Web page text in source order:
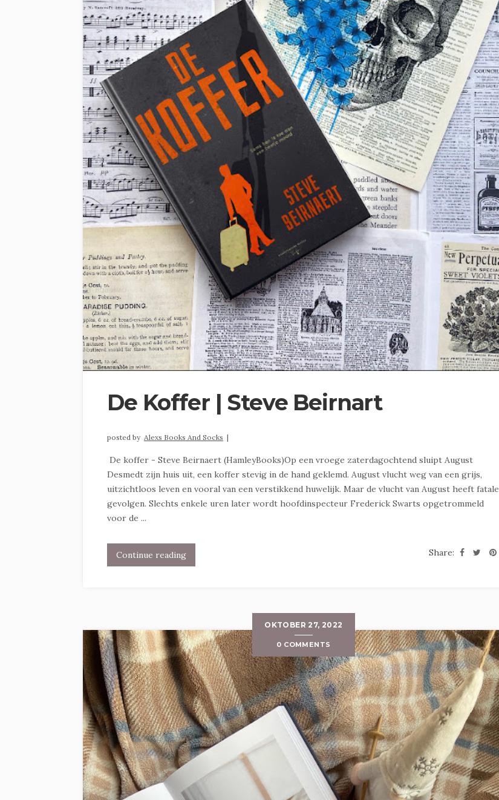
De Koffer | Steve Beirnart
posted by Alexs Books And Socks |
De koffer - Steve Beirnaert (HamleyBooks)Op een vroege zaterdagochtend sluipt August
Desmedt zijn huis uit, een koffer stevig in de hand geklemd. August vlucht weg van een grijs,
uitzichtloos leven en vooral van een verstikkend huwelijk. Maar de vlucht van August heeft fatale
gevolgen. Slechts enkele uren later wordt hoofdinspecteur Frederick Swarts opgetrommeld
voor de ...
Continue reading Share:
OKTOBER 27, 2022
0 COMMENTS